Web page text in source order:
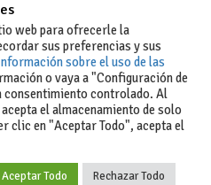
un
web para ofrecerle la
sus preferencias y sus
sobre el uso de las
o vaya a "Configuración de
controlado. Al
el almacenamiento de solo
clic en "Aceptar Todo", acepta el
Aceptar Todo Rechazar Todo